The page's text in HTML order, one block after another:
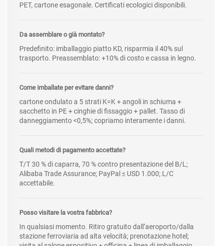
PET, cartone esagonale. Certificati ecologici disponibili.
Da assemblare o già montato?
Predefinito: imballaggio piatto KD, risparmia il 40% sul
trasporto. Preassemblato: +10% di costo e cassa in legno.
Come imballate per evitare danni?
cartone ondulato a 5 strati K=K + angoli in schiuma +
sacchetto in PE + cinghie di fissaggio + pallet. Tasso di
danneggiamento <0,5%; copriamo interamente i danni.
Quali metodi di pagamento accettate?
T/T 30 % di caparra, 70 % contro presentazione del B/L;
Alibaba Trade Assurance; PayPal ≤ USD 1.000; L/C
accettabile.
Posso visitare la vostra fabbrica?
In qualsiasi momento. Ritiro gratuito dall’aeroporto/dalla
stazione ferroviaria ad alta velocità; prenotazione hotel;